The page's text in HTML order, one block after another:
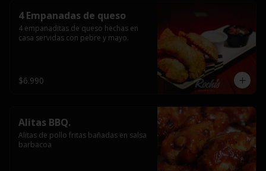
4 Empanadas de queso
4 empanaditas de queso hechas en
casa servidas con pebre y mayo.
$6.990
Alitas BBQ.
Alitas de pollo fritas bañadas en salsa
barbacoa